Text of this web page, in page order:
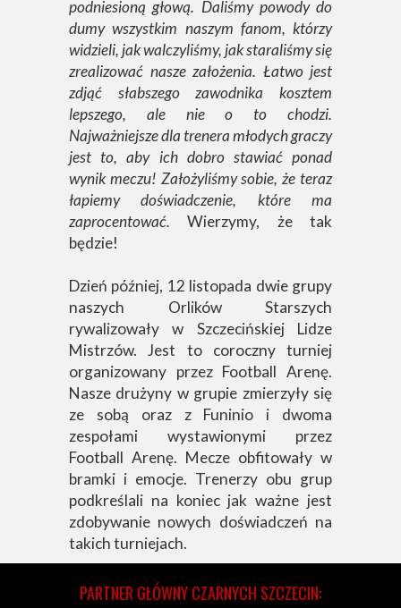
podniesioną głową. Daliśmy powody do
dumy wszystkim naszym fanom, którzy
widzieli, jak walczyliśmy, jak staraliśmy się
zrealizować nasze założenia. Łatwo jest
zdjąć słabszego zawodnika kosztem
lepszego, ale nie o to chodzi.
Najważniejsze dla trenera młodych graczy
jest to, aby ich dobro stawiać ponad
wynik meczu! Założyliśmy sobie, że teraz
łapiemy doświadczenie, które ma
zaprocentować.Wierzymy, że tak
będzie!
Dzień później, 12 listopada dwie grupy
naszych Orlików Starszych
rywalizowały w Szczecińskiej Lidze
Mistrzów. Jest to coroczny turniej
organizowany przez Football Arenę.
Nasze drużyny w grupie zmierzyły się
ze sobą oraz z Funinio i dwoma
zespołami wystawionymi przez
Football Arenę. Mecze obfitowały w
bramki i emocje. Trenerzy obu grup
podkreślali na koniec jak ważne jest
zdobywanie nowych doświadczeń na
takich turniejach.
PARTNER GŁÓWNY CZARNYCH SZCZECIN: